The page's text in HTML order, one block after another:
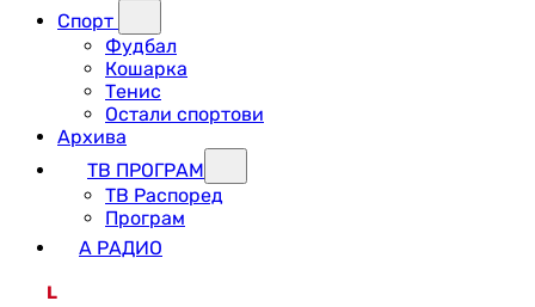
Спорт
Фудбал
Кошарка
Тенис
Остали спортови
Архива
ТВ ПРОГРАМ
ТВ Распоред
Програм
А РАДИО
L